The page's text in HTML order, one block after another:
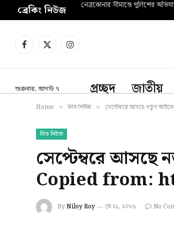
ব্রেকিং নিউজ নেত্রকোনার সীমান্তে পুলিশের
Facebook
X
Instagram
শুক্রবার, আগস্ট ৭ প্রচ্ছদ জাতীয়
Home » লিড নিউজ » সেপ্টেম্বরে আসছে নতুন
লিড নিউজ
সেপ্টেম্বরে
Copied from:
ByNiloy Roy মে ২১, ২০২৬ No